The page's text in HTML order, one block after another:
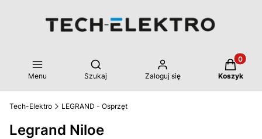
Menu
Otwórz wyszukiwarkę
Szukaj Zaloguj się Koszyk
Tech-Elektro LEGRAND - Osprzęt
Legrand Niloe